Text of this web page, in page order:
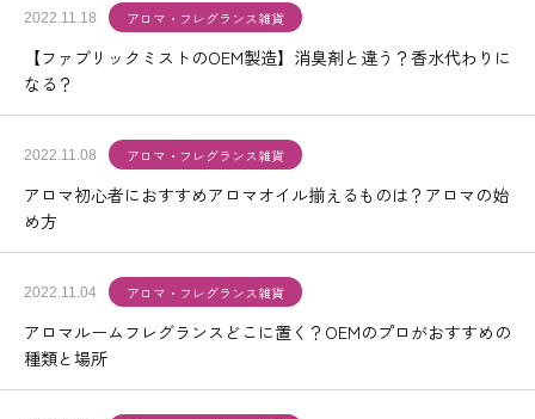
2022.11.18 アロマ・フレグランス雑貨
【ファブリックミストのOEM製造】消臭剤と違う？香水代わりに
なる？
2022.11.08 アロマ・フレグランス雑貨
アロマ初心者におすすめアロマオイル揃えるものは？アロマの始
め方
2022.11.04 アロマ・フレグランス雑貨
アロマルームフレグランスどこに置く？OEMのプロがおすすめの
種類と場所